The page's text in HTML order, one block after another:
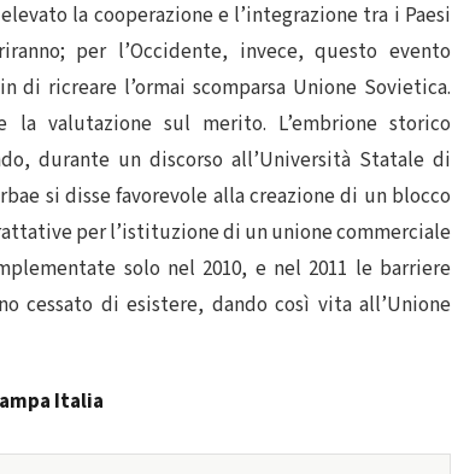
la cooperazione e l’integrazione tra i Paesi
per l’Occidente, invece, questo evento
ricreare l’ormai scomparsa Unione Sovietica.
valutazione sul merito. L’embrione storico
durante un discorso all’Università Statale di
si disse favorevole alla creazione di un blocco
per l’istituzione di un unione commerciale
solo nel 2010, e nel 2011 le barriere
cessato di esistere, dando così vita all’Unione
Italia